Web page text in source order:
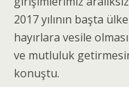
2017 yılının başta
hayırlara vesile
ve mutluluk
konuştu.